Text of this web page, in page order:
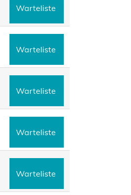
Warteliste
Warteliste
Warteliste
Warteliste
Warteliste